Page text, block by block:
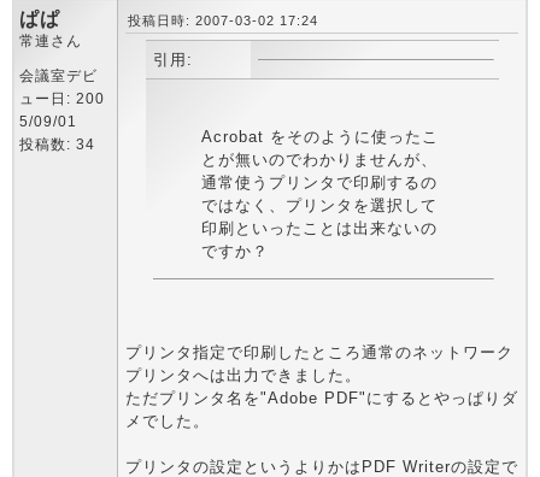
ぱぱ
常連さん
会議室デビ
ュー日: 200
5/09/01
投稿数: 34
投稿日時: 2007-03-02 17:24
引用:
Acrobat をそのように使ったこ
とが無いのでわかりませんが、
通常使うプリンタで印刷するの
ではなく、プリンタを選択して
印刷といったことは出来ないの
ですか？
プリンタ指定で印刷したところ通常のネットワーク
プリンタへは出力できました。
ただプリンタ名を"Adobe PDF"にするとやっぱりダ
メでした。
プリンタの設定というよりかはPDF Writerの設定で